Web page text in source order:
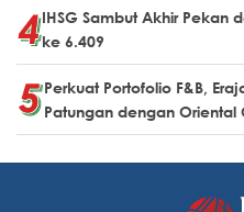
IHSG Sambut Akhir Pekan
ke 6.409
Perkuat Portofolio F&B,
Patungan dengan